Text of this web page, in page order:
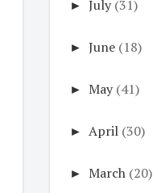
► July (31)
► June (18)
► May (41)
► April (30)
► March (20)